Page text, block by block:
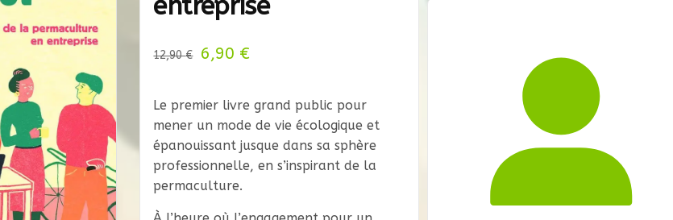
entreprise
12,90€
Le
initial
était :
12,90 €.
6,90 €
actuel
est :
6,90 €.
Le premier livre grand public pour
mener un mode de vie écologique et
épanouissant jusque dans sa sphère
professionnelle, en s’inspirant de la
permaculture.